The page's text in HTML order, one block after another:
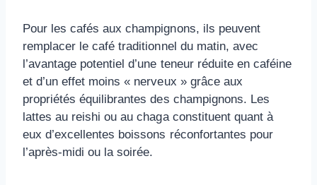
Pour les cafés aux champignons, ils peuvent
remplacer le café traditionnel du matin, avec
l’avantage potentiel d’une teneur réduite en caféine
et d’un effet moins « nerveux » grâce aux
propriétés équilibrantes des champignons. Les
lattes au reishi ou au chaga constituent quant à
eux d’excellentes boissons réconfortantes pour
l’après-midi ou la soirée.